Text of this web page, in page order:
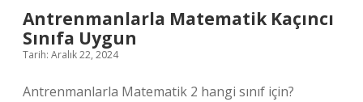
Antrenmanlarla Matematik Kaçıncı
Sınıfa Uygun
Tarih: Aralık 22, 2024
Antrenmanlarla Matematik 2 hangi sınıf için?